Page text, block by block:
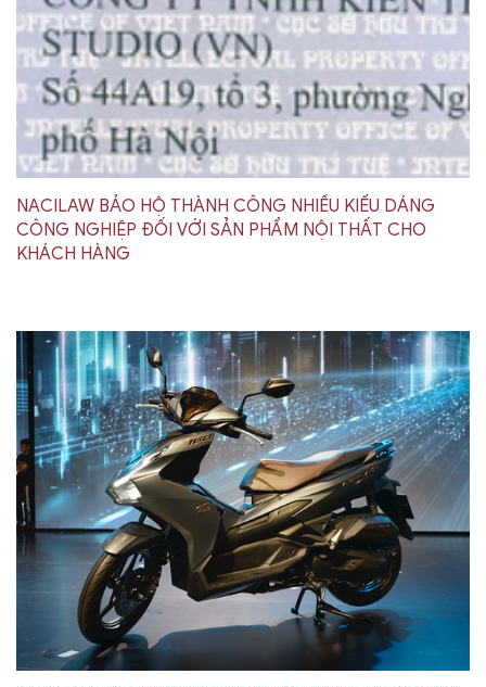
NACILAW BẢO HỘ THÀNH CÔNG NHIỀU KIỂU DÁNG
CÔNG NGHIỆP ĐỐI VỚI SẢN PHẨM NỘI THẤT CHO
KHÁCH HÀNG